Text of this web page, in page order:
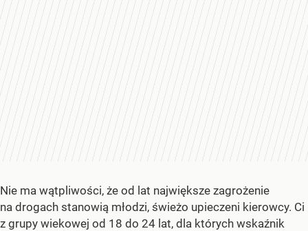
Nie ma wątpliwości, że od lat największe zagrożenie
na drogach stanowią młodzi, świeżo upieczeni kierowcy. Ci
z grupy wiekowej od 18 do 24 lat, dla których wskaźnik